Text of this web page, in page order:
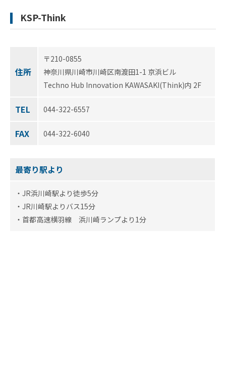
KSP-Think
住所
〒210-0855
神奈川県川崎市川崎区南渡田1-1 京浜ビル
Techno Hub Innovation KAWASAKI(Think)内 2F
TEL 044-322-6557
FAX 044-322-6040
最寄り駅より
・JR浜川崎駅より徒歩5分
・JR川崎駅よりバス15分
・首都高速横羽線 浜川崎ランプより1分